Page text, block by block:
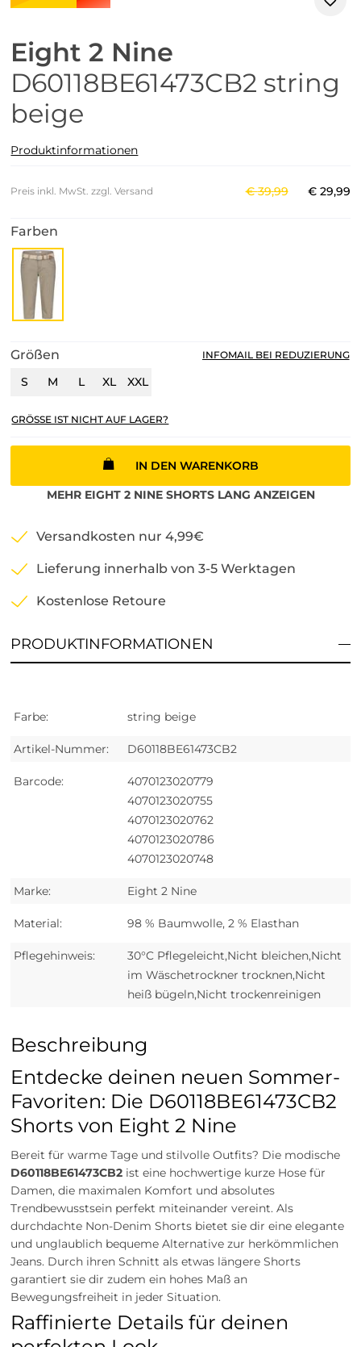
Eight 2 Nine
D60118BE61473CB2 string
beige
Produktinformationen
Preis inkl. MwSt. zzgl. Versand €39,99 € 29,99
Farben
Größen
S M L XL XXL
INFOMAIL BEI REDUZIERUNG
GRÖSSE IST NICHT AUF LAGER?
IN DEN WARENKORB
MEHR EIGHT 2 NINE SHORTS LANG ANZEIGEN
Versandkosten nur 4,99€
Lieferung innerhalb von 3-5 Werktagen
Kostenlose Retoure
PRODUKTINFORMATIONEN
Farbe: string beige
Artikel-Nummer: D60118BE61473CB2
Barcode:
4070123020779
4070123020755
4070123020762
4070123020786
4070123020748
Marke: Eight 2 Nine
Material: 98 % Baumwolle, 2 % Elasthan
Pflegehinweis:
30°C Pflegeleicht,Nicht bleichen,Nicht
im Wäschetrockner trocknen,Nicht
heiß bügeln,Nicht trockenreinigen
Beschreibung
Entdecke deinen neuen Sommer-
Favoriten: Die D60118BE61473CB2
Shorts von Eight 2 Nine
Bereit für warme Tage und stilvolle Outfits? Die modische
D60118BE61473CB2 ist eine hochwertige kurze Hose für
Damen, die maximalen Komfort und absolutes
Trendbewusstsein perfekt miteinander vereint. Als
durchdachte Non-Denim Shorts bietet sie dir eine elegante
und unglaublich bequeme Alternative zur herkömmlichen
Jeans. Durch ihren Schnitt als etwas längere Shorts
garantiert sie dir zudem ein hohes Maß an
Bewegungsfreiheit in jeder Situation.
Raffinierte Details für deinen